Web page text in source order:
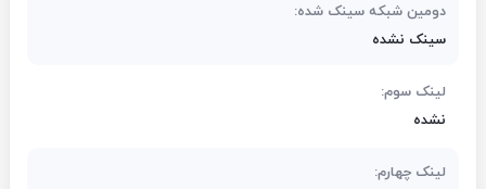
دومین شبکه سینک شده:
سینک نشده
لینک سوم:
نشده
لینک چهارم: